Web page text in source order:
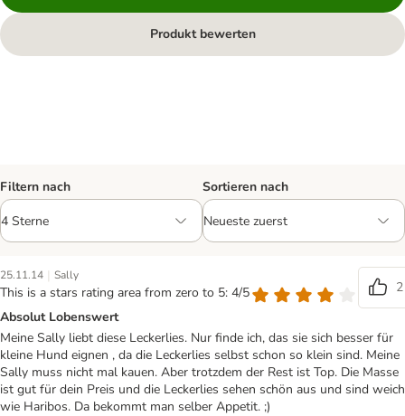
Produkt bewerten
Filtern nach Sortieren nach
25.11.14 | Sally
This is a stars rating area from zero to 5: 4/5
2
Absolut Lobenswert
Meine Sally liebt diese Leckerlies. Nur finde ich, das sie sich besser für
kleine Hund eignen , da die Leckerlies selbst schon so klein sind. Meine
Sally muss nicht mal kauen. Aber trotzdem der Rest ist Top. Die Masse
ist gut für dein Preis und die Leckerlies sehen schön aus und sind weich
wie Haribos. Da bekommt man selber Appetit. ;)